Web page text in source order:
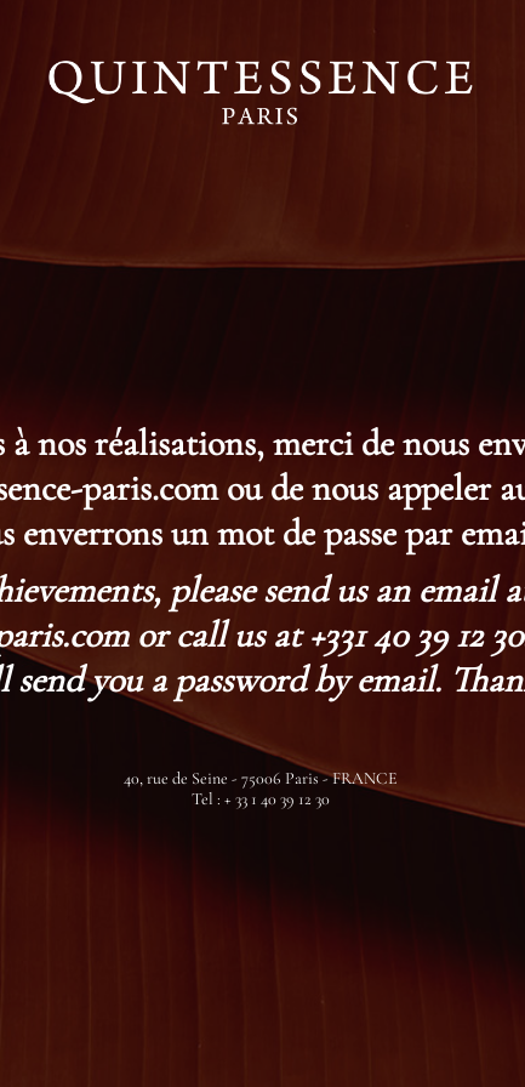
à nos réalisations, merci de nous
paris.com ou de nous appeler
enverrons un mot de passe par
please send us an email
or call us at +331 40 39 12
send you a password by email.
40, rue de Seine - 75006 Paris - FRANCE
Tel : + 33 1 40 39 12 30